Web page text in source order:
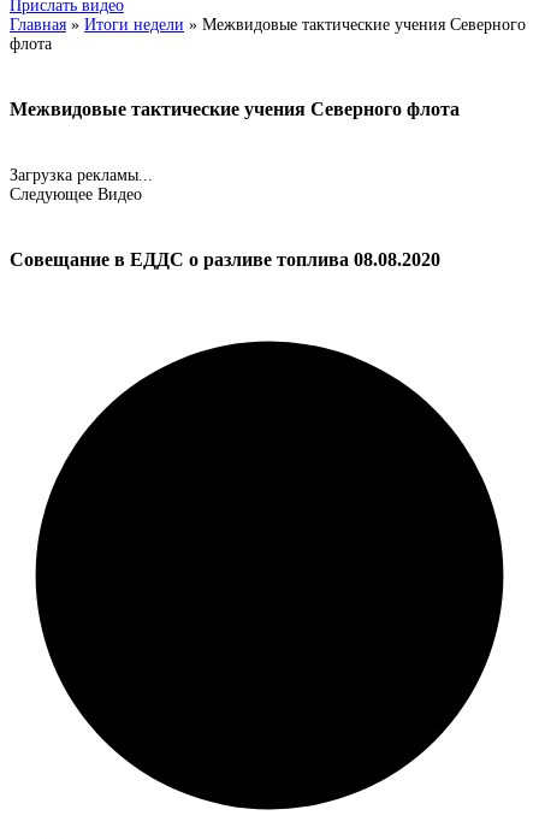
Прислать видео
Главная » Итоги недели » Межвидовые тактические учения Северного
флота
Межвидовые тактические учения Северного флота
Загрузка рекламы...
Следующее Видео
Совещание в ЕДДС о разливе топлива 08.08.2020